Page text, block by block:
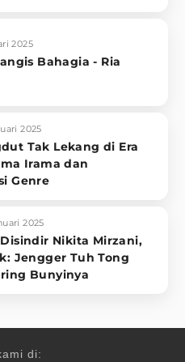
2025
Bahagia - Ria
2025
Tak Lekang di Era
Irama dan
Genre
2025
Nikita Mirzani,
Jengger Tuh Tong
Bunyinya
di: